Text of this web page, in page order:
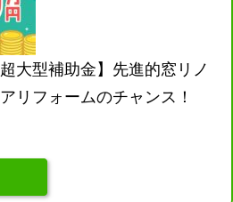
大型補助金】先進的窓リノ
フォームのチャンス！